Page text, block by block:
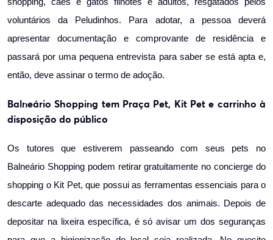
voluntários da Peludinhos. Para adotar, a pessoa deverá
apresentar documentação e comprovante de residência e
passará por uma pequena entrevista para saber se está apta e,
então, deve assinar o termo de adoção.
Balneário Shopping tem Praça Pet, Kit Pet e carrinho à
disposição do público
Os tutores que estiverem passeando com seus pets no
Balneário Shopping podem retirar gratuitamente no concierge do
shopping o Kit Pet, que possui as ferramentas essenciais para o
descarte adequado das necessidades dos animais. Depois de
depositar na lixeira específica, é só avisar um dos seguranças